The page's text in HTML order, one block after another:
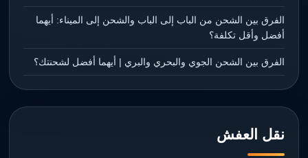
الفرق بين الشحن من الباب إلى الباب والشحن إلى الميناء: أيهما
أفضل وأقل تكلفة؟
الفرق بين الشحن الجوي والبحري والبري | أيهما أفضل لشحنتك؟
نقل العفش